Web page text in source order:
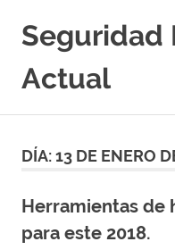
contenido
Seguridad
Actual
en
Seguridad
y
Etico
DÍA:13 DE ENERO
Herramientas de
para este 2018.